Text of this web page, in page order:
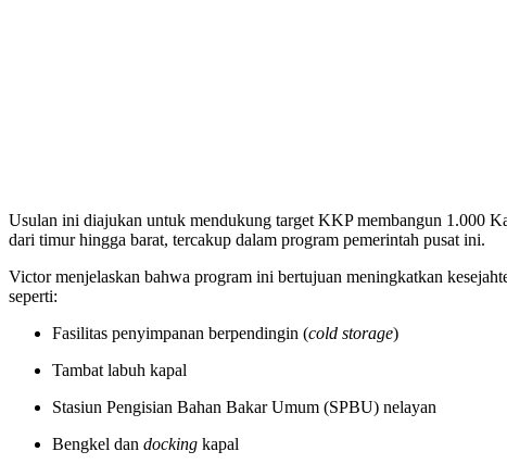
Usulan ini diajukan untuk mendukung target KKP membangun 1.000
dari timur hingga barat, tercakup dalam program pemerintah pusat ini.
Victor menjelaskan bahwa program ini bertujuan meningkatkan
seperti:
Fasilitas penyimpanan berpendingin (cold storage)
Tambat labuh kapal
Stasiun Pengisian Bahan Bakar Umum (SPBU) nelayan
Bengkel dan docking kapal